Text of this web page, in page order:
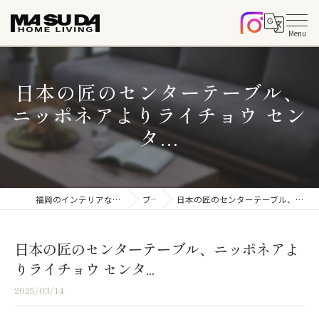
日本の匠のセンターテーブル、
ニッポネアよりライチョウ セン
タ...
福岡のインテリアならマスダホームリビング ブログ 日本の匠のセンターテーブル、ニッポネアよりライチョウ センタ...
日本の匠のセンターテーブル、ニッポネアよ
りライチョウ センタ...
2025/03/14